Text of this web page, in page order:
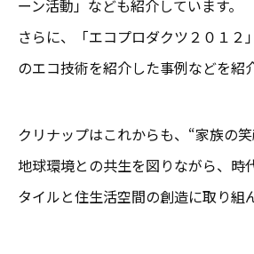
ーン活動」なども紹介しています。
さらに、「エコプロダクツ２０１２
のエコ技術を紹介した事例などを紹
クリナップはこれからも、“家族の笑
地球環境との共生を図りながら、時
タイルと住生活空間の創造に取り組